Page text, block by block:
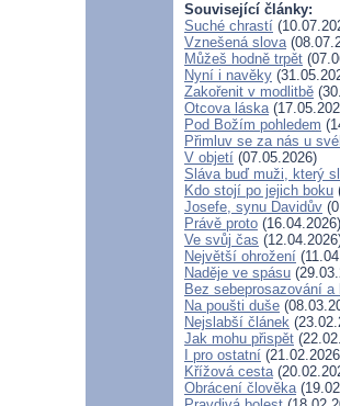
Související články:
Suché chrastí
Vznešená slova
Můžeš hodně trpět
Nyní i navěky
Zakořenit v modlitbě
Otcova láska
Pod Božím pohledem
Přimluv se za nás u
V objetí (07.05.2026)
Sláva buď muži, který
Kdo stojí po jejich boku
Josefe, synu Davidův
Právě proto (16.04.2026)
Ve svůj čas
Největší ohrožení
Naděje ve spásu
Bez sebeprosazování
Na poušti duše
Nejslabší článek
Jak mohu přispět
I pro ostatní
Křížová cesta
Obrácení člověka